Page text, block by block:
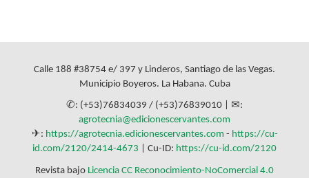
Calle 188 #38754 e/ 397 y Linderos, Santiago de las Vegas.
Municipio Boyeros. La Habana. Cuba
✆: (+53)76834039 / (+53)76839010 | ✉:
agrotecnia@edicionescervantes.com
✈: https://agrotecnia.edicionescervantes.com - https://cu-
id.com/2120/2414-4673 | Cu-ID: https://cu-id.com/2120
Revista bajo Licencia CC Reconocimiento-NoComercial 4.0